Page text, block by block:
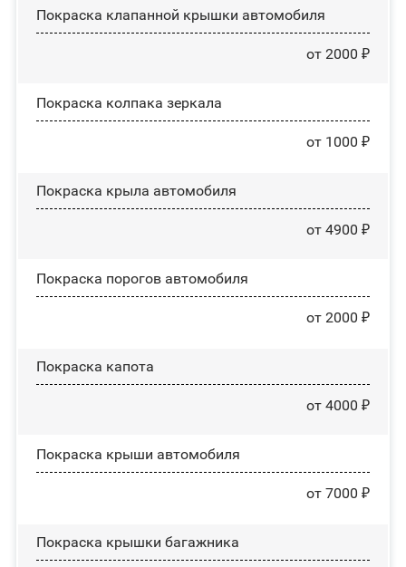
Покраска клапанной крышки автомобиля
от 2000 ₽
Покраска колпака зеркала
от 1000 ₽
Покраска крыла автомобиля
от 4900 ₽
Покраска порогов автомобиля
от 2000 ₽
Покраска капота
от 4000 ₽
Покраска крыши автомобиля
от 7000 ₽
Покраска крышки багажника